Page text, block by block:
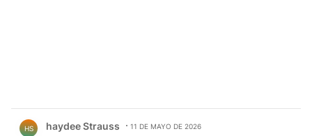
HS haydee Strauss 11 DE MAYO DE 2026